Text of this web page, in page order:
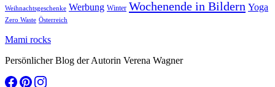
Weihnachtsgeschenke Werbung Winter Wochenende in Bildern Yoga
Zero Waste Österreich
Mami rocks
Persönlicher Blog der Autorin Verena Wagner